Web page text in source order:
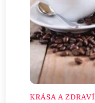
KRÁSA A ZDRAVÍ